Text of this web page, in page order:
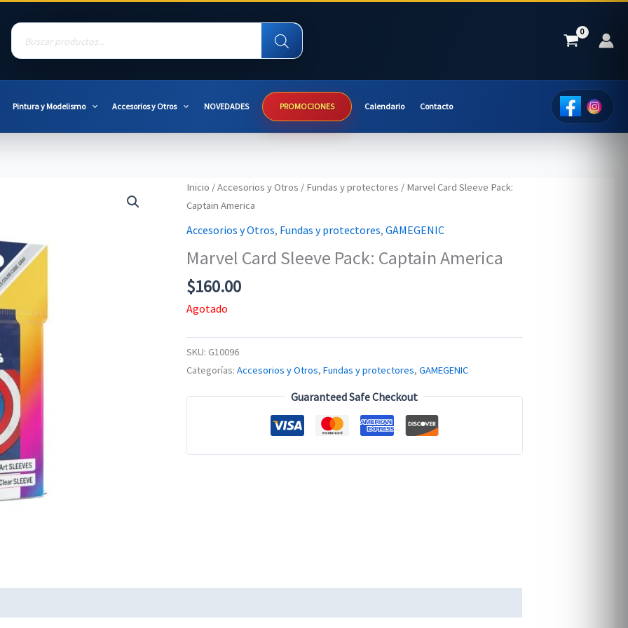
Products
search
Pintura y Modelismo Accesorios y Otros NOVEDADES PROMOCIONES Calendario Contacto
Inicio /Accesorios y Otros / Fundas y protectores / Marvel Card Sleeve Pack:
Captain America
Accesorios y Otros, Fundas y protectores, GAMEGENIC
Marvel Card Sleeve Pack: Captain America
$160.00
Agotado
SKU: G10096
Categorías: Accesorios y Otros, Fundas y protectores, GAMEGENIC
Guaranteed Safe Checkout